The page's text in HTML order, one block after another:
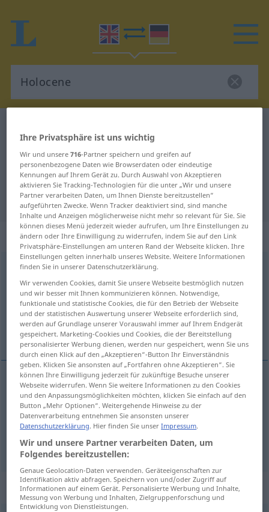
Englisch-Deutsch Übersetzung für
"Holocene"
"Holocene" Deutsch Übersetzung
„Holocene“: noun
Holocene [ˈh(ɒ)losiːn; -lə-]s
Übersicht aller Übersetzungen
(Für mehr Details die Übersetzung anklicken/antippen)
Holozän, Alluvium
Holozänn Holocene GEOL
Alluviumn(geologische Gegenwart) Holocene
GEOL
„Holocene“: adjective
Ihre Privatsphäre ist uns wichtig
Wir und unsere716-Partner speichern und greifen auf
personenbezogene Daten wie Browserdaten oder eindeutige
Kennungen auf Ihrem Gerät zu. Durch Auswahl von Akzeptieren
aktivieren Sie Tracking-Technologien für die unter „Wir und unsere
Partner verarbeiten Daten, um Ihnen Dienste bereitzustellen“
aufgeführten Zwecke. Wenn Tracker deaktiviert sind, sind manche
Inhalte und Anzeigen möglicherweise nicht mehr so relevant für Sie. Sie
können dieses Menü jederzeit wieder aufrufen, um Ihre Einstellungen zu
ändern oder Ihre Einwilligung zu widerrufen, indem Sie auf den Link
Privatsphäre-Einstellungen am unteren Rand der Webseite klicken. Ihre
Einstellungen gelten innerhalb unseres Website. Weitere Informationen
finden Sie in unserer Datenschutzerklärung.
Wir verwenden Cookies, damit Sie unsere Webseite bestmöglich nutzen
und wir besser mit Ihnen kommunizieren können. Notwendige,
funktionale und statistische Cookies, die für den Betrieb der Webseite
und der statistischen Auswertung unserer Webseite erforderlich sind,
werden auf Grundlage unserer Vorauswahl immer auf Ihrem Endgerät
gespeichert. Marketing-Cookies und Cookies, die der Bereitstellung
personalisierter Werbung dienen, werden nur gespeichert, wenn Sie uns
durch einen Klick auf den „Akzeptieren“-Button Ihr Einverständnis
geben. Klicken Sie ansonsten auf „Fortfahren ohne Akzeptieren“. Sie
können Ihre Einwilligung jederzeit für zukünftige Besuche unserer
Webseite widerrufen. Wenn Sie weitere Informationen zu den Cookies
und den Anpassungsmöglichkeiten möchten, klicken Sie einfach auf den
Button „Mehr Optionen“. Weitergehende Hinweise zu der
Datenverarbeitung entnehmen Sie ansonsten unserer
Datenschutzerklärung. Hier finden Sie unserImpressum.
Wir und unsere Partner verarbeiten Daten, um
Folgendes bereitzustellen:
Genaue Geolocation-Daten verwenden. Geräteeigenschaften zur
Identifikation aktiv abfragen. Speichern von und/oder Zugriff auf
Informationen auf einem Gerät. Personalisierte Werbung und Inhalte,
Messung von Werbung und Inhalten, Zielgruppenforschung und
Entwicklung von Dienstleistungen.